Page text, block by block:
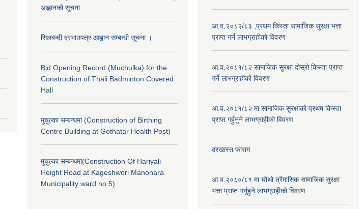
आह्वानको सूचना
सिलबन्दी दरभाउपत्र आह्वान सम्बन्धी सूचना ।
Bid Opening Record (Muchulka) for the
Construction of Thali Badminton Covered
Hall
मुचुल्का सम्बन्धमा (Construction of Birthing
Centre Building at Gothatar Health Post)
मुचुल्का सम्बन्धमा(Construction Of Hariyali
Height Road at Kageshwori Manohara
Municipality ward no 5)
आ.व.२०८२/८३ ,प्रथम किस्ता सामाजिक सुरक्षा भत्ता
प्राप्त गर्ने लाभग्राहीको विवरण
आ.व.२०८१/८२ सामाजिक सुरक्षा दोस्रो किस्ता प्राप्त
गर्ने लाभग्राहीको विवरण
आ.व.२०८१/८२ मा सामाजिक सुरक्षाको प्रथम किस्ता
प्राप्त गर्हुनुने लाभग्राहीको विवरण
दरखास्त फाराम
आ.व.२०८०/८१ मा चौथो त्रैमासिक सामाजिक सुरक्षा
भत्ता प्राप्त गर्नुहुने लाभग्राहीको विवरण